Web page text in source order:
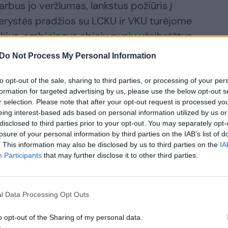
Do Not Process My Personal Information
opt-out of the sale, sharing to third parties, or processing of your
for targeted advertising by us, please use the below opt-out
selection. Please note that after your opt-out request is processed
interest-based ads based on personal information utilized by us
to third parties prior to your opt-out. You may separately
of your personal information by third parties on the IAB’s list of
This information may also be disclosed by us to third parties on the
Participants that may further disclose it to other third parties.
Data Processing Opt Outs
opt-out of the Sharing of my personal data.
jo veržlumas, lankstus požiūris į
pradžios su LCKU ir VKU turėjome
ambicingus abiejų pusių užsibrėžtus
– sako „Refinis“ direktorius Šarūnas
ir administracijos vadovo Mindaugo
Lietuvoje, o jos veikla reikšmingai
ir inovacijų vystymo.